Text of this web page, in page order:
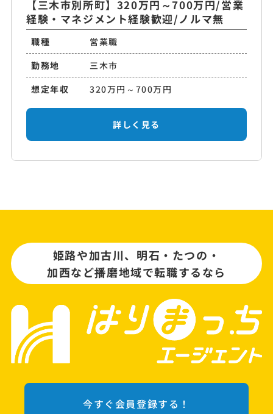
【三木市別所町】320万円～700万円/営業
経験・マネジメント経験歓迎/ノルマ無
職種
営業職
勤務地
三木市
想定年収
320万円～700万円
詳しく見る
姫路や加古川、明石・たつの・
加西など播磨地域で転職するなら
今すぐ会員登録する！